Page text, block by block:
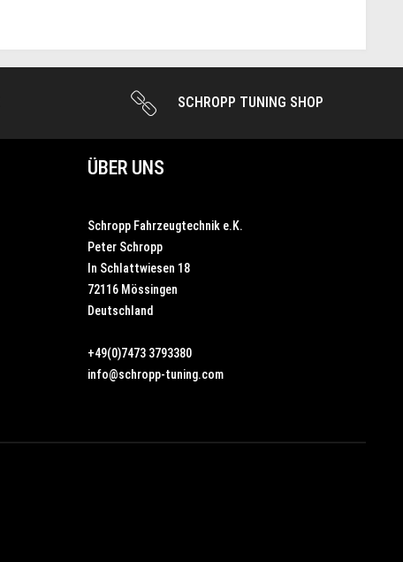
SCHROPP TUNING SHOP
ÜBER UNS
Schropp Fahrzeugtechnik e.K.
Peter Schropp
In Schlattwiesen 18
72116 Mössingen
Deutschland
+49(0)7473 3793380
info@schropp-tuning.com